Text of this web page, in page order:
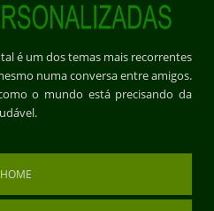
é um dos temas mais recorrentes
numa conversa entre amigos.
o mundo está precisando da
HOME